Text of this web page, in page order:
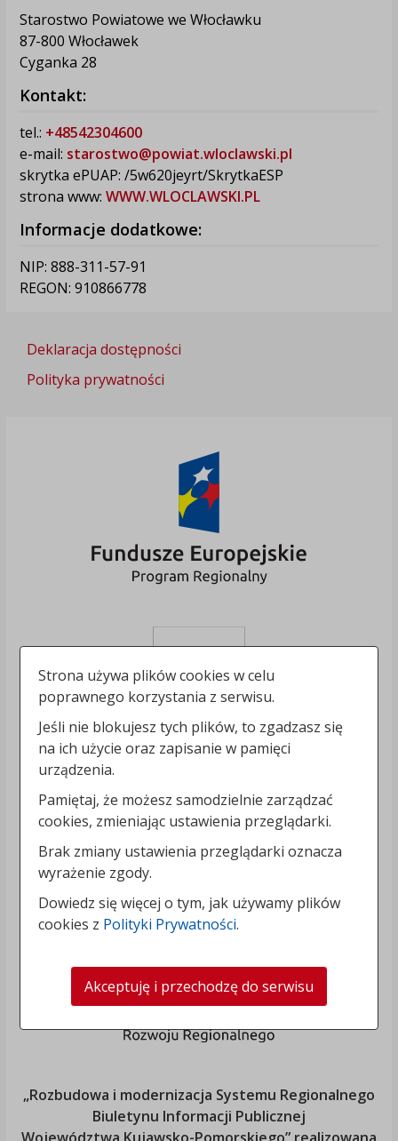
Starostwo Powiatowe we Włocławku
87-800 Włocławek
Cyganka 28
Kontakt:
tel.: +48542304600
e-mail: starostwo@powiat.wloclawski.pl
skrytka ePUAP: /5w620jeyrt/SkrytkaESP
strona www: WWW.WLOCLAWSKI.PL
Informacje dodatkowe:
NIP: 888-311-57-91
REGON: 910866778
Deklaracja dostępności
Polityka prywatności
„Rozbudowa i modernizacja Systemu Regionalnego
Biuletynu Informacji Publicznej
Strona używa plików cookies w celu
poprawnego korzystania z serwisu.
Jeśli nie blokujesz tych plików, to zgadzasz się
na ich użycie oraz zapisanie w pamięci
urządzenia.
Pamiętaj, że możesz samodzielnie zarządzać
cookies, zmieniając ustawienia przeglądarki.
Brak zmiany ustawienia przeglądarki oznacza
wyrażenie zgody.
Dowiedz się więcej o tym, jak używamy plików
cookies z Polityki Prywatności.
Akceptuję i przechodzę do serwisu